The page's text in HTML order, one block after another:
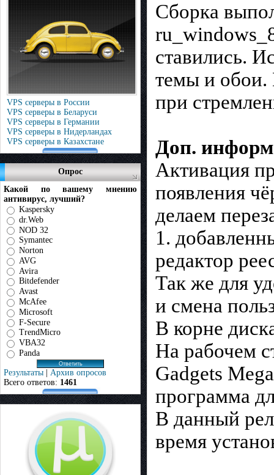
VPS серверы в России
VPS серверы в Беларуси
VPS серверы в Германии
VPS серверы в Нидерландах
VPS серверы в Казахстане
Опрос
Какой по вашему мнению
антивирус, лучший?
Kaspersky
dr.Web
NOD 32
Symantec
Norton
AVG
Avira
Bitdefender
Avast
McAfee
Microsoft
F-Secure
TrendMicro
VBA32
Panda
Результаты | Архив опросов
Всего ответов: 1461
Сборка
ставились.
темы и обои.
при
Доп.
Активация
появления
делаем
1.
редактор
Так же для
и смена
В корне
На рабочем
Gadgets
программа
В данный
время